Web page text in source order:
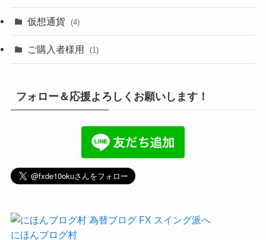
仮想通貨 (4)
ご購入者様用 (1)
フォロー＆応援よろしくお願いします！
にほんブログ村